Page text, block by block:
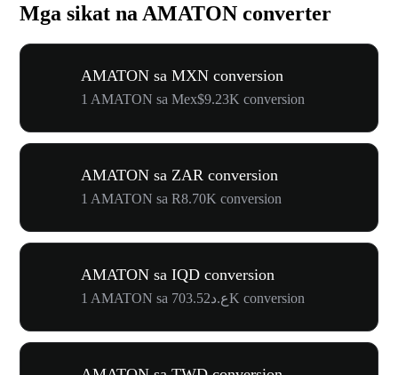
Mga sikat na AMATON converter
AMATON sa MXN conversion
1 AMATON sa Mex$9.23K conversion
AMATON sa ZAR conversion
1 AMATON sa R8.70K conversion
AMATON sa IQD conversion
1 AMATON sa ع.د703.52K conversion